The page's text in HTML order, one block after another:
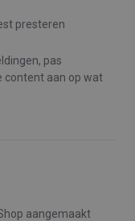
presteren
pas
content aan op wat
aangemaakt